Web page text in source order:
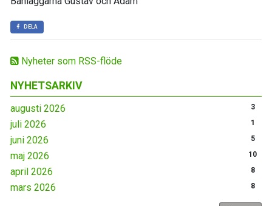
Nyheter som RSS-flöde
NYHETSARKIV
augusti 2026 3
juli 2026 1
juni 2026 5
maj 2026 10
april 2026 8
mars 2026 8
DELA